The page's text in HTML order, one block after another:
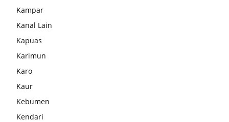
Kampar
Kanal Lain
Kapuas
Karimun
Karo
Kaur
Kebumen
Kendari